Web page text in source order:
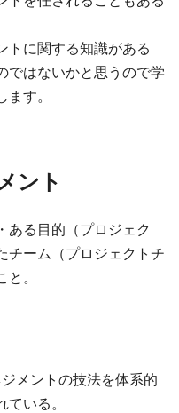
トに関する知識がある
ではないかと思うので学
す。
ント
ある目的（プロジェク
チーム（プロジェクトチ
。
メントの技法を体系的
いる。